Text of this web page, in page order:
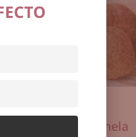
Galletas de Canela